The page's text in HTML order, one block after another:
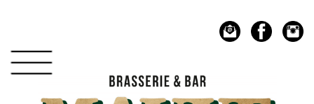
hoofdnavigatie
hoofd
inhoud
Mauve